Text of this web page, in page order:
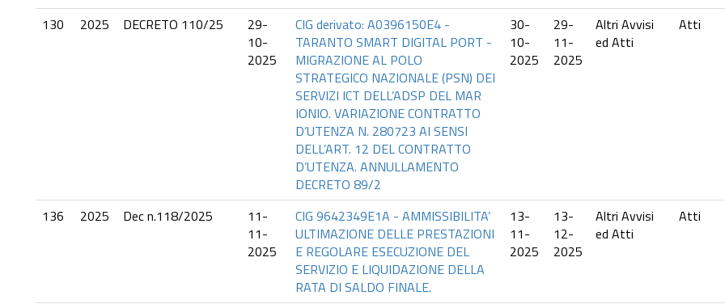
130 2025 DECRETO 110/25
29-
10-
2025
CIG derivato: A0396150E4 -
TARANTO SMART DIGITAL PORT -
MIGRAZIONE AL POLO
STRATEGICO NAZIONALE (PSN) DEI
SERVIZI ICT DELL’ADSP DEL MAR
IONIO. VARIAZIONE CONTRATTO
D’UTENZA N. 280723 AI SENSI
DELL’ART. 12 DEL CONTRATTO
D’UTENZA. ANNULLAMENTO
DECRETO 89/2
30-
10-
2025
29-
11-
2025
Altri Avvisi
ed Atti
Atti
136 2025 Dec n.118/2025
11-
11-
2025
CIG 9642349E1A - AMMISSIBILITA’
ULTIMAZIONE DELLE PRESTAZIONI
E REGOLARE ESECUZIONE DEL
SERVIZIO E LIQUIDAZIONE DELLA
RATA DI SALDO FINALE.
13-
11-
2025
13-
12-
2025
Altri Avvisi
ed Atti
Atti